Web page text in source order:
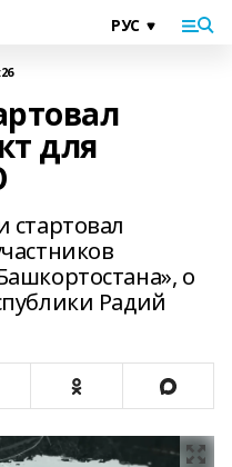
для
о
Радий